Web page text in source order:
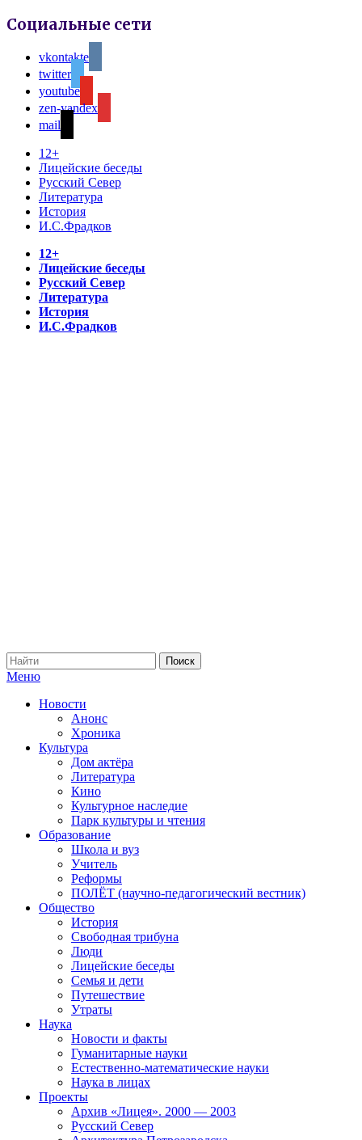
Социальные сети
vkontakte
twitter
youtube
zen-yandex
mail
12+
Лицейские беседы
Русский Север
Литература
История
И.С.Фрадков
12+
Лицейские беседы
Русский Север
Литература
История
И.С.Фрадков
Меню
Новости
Анонс
Хроника
Культура
Дом актёра
Литература
Кино
Культурное наследие
Парк культуры и чтения
Образование
Школа и вуз
Учитель
Реформы
ПОЛЁТ (научно-педагогический вестник)
Общество
История
Свободная трибуна
Люди
Лицейские беседы
Семья и дети
Путешествие
Утраты
Наука
Новости и факты
Гуманитарные науки
Естественно-математические науки
Наука в лицах
Проекты
Архив «Лицея». 2000 — 2003
Русский Север